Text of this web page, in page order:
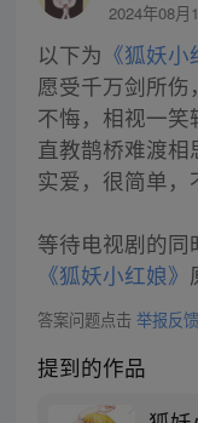
2024年08月
以下为 《狐妖小
愿受千万剑所
不悔，相视一笑
直教鹊桥难渡
实爱，很简单，
等待电视剧的
《狐妖小红娘》
答案问题点击 举报反馈
提到的作品